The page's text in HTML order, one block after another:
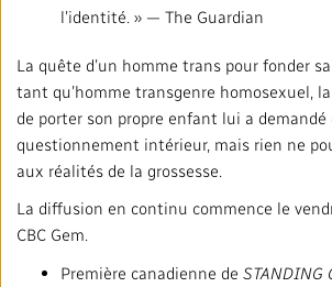
l’identité. » — The Guardian
La quête d’un homme trans pour fonder
tant qu’homme transgenre homosexuel,
de porter son propre enfant lui a demandé
questionnement intérieur, mais rien ne
aux réalités de la grossesse.
La diffusion en continu commence le
CBC Gem.
Première canadienne de STANDING